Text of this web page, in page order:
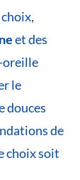
et des
oreille
le
douces
de
choix soit